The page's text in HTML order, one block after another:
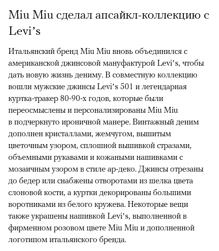
Miu Miu сделал апсайкл-коллекцию с
Levi’s
Итальянский бренд Miu Miu вновь объединился с
американской джинсовой мануфактурой Levi’s, чтобы
дать новую жизнь дениму. В совместную коллекцию
вошли мужские джинсы Levi’s 501 и легендарная
куртка-тракер 80-90-х годов, которые были
переосмыслены и персонализированы Miu Miu
в подчеркнуто ироничной манере. Винтажный деним
дополнен кристаллами, жемчугом, вышитым
цветочным узором, сплошной вышивкой стразами,
объемными рукавами и кожаными нашивками с
мозаичным узором в стиле ар-деко. Джинсы отрезаны
до бедер или снабжены отворотами из шелка цвета
слоновой кости, а куртки декорированы большими
воротниками из белого кружева. Некоторые вещи
также украшены нашивкой Levi’s, выполненной в
фирменном розовом цвете Miu Miu и дополненной
логотипом итальянского бренда.